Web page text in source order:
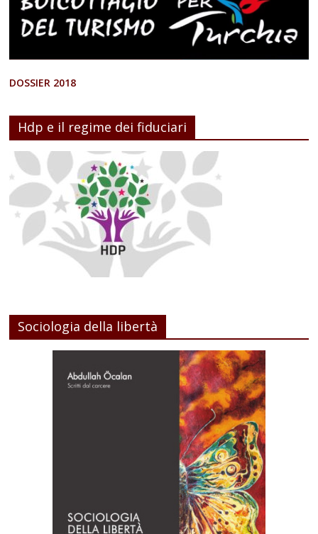
DOSSIER 2018
Hdp e il regime dei fiduciari
Sociologia della libertà